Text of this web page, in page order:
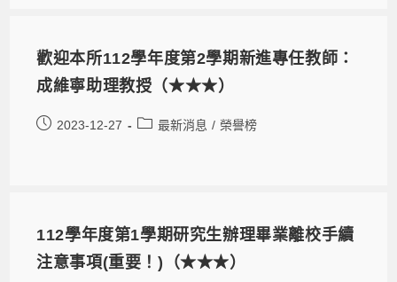
歡迎本所112學年度第2學期新進專任教師：
成維寧助理教授（★★★）
2023-12-27 最新消息 / 榮譽榜
112學年度第1學期研究生辦理畢業離校手續
注意事項(重要！)（★★★）